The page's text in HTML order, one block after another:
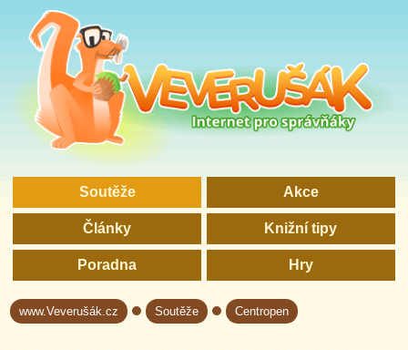
Soutěže Akce
Články Knižní tipy
Poradna Hry
www.Veverušák.cz→ Soutěže→ Centropen